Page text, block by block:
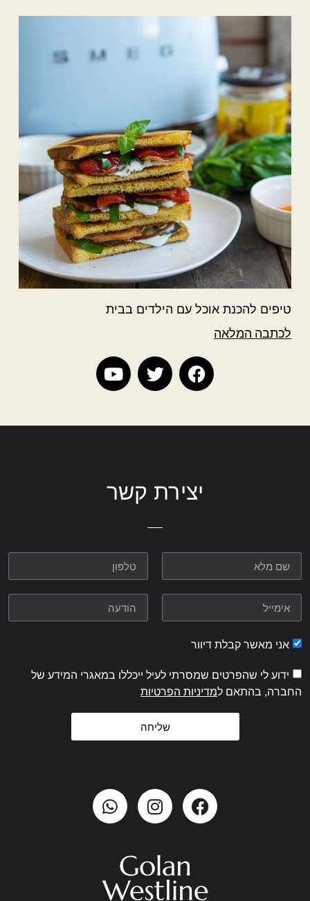
טיפים להכנת אוכל עם הילדים בבית
לכתבה המלאה
יצירת קשר
אני מאשר קבלת דיוור
ידוע לי שהפרטים שמסרתי לעיל ייכללו במאגרי המידע של
החברה, בהתאם למדיניות הפרטיות
שליחה